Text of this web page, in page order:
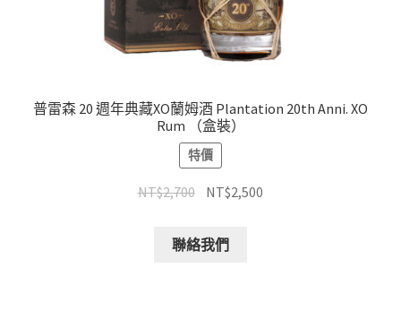
普雷森 20 週年典藏XO蘭姆酒 Plantation 20th Anni. XO
Rum （盒裝）
特價
NT$2,700 NT$2,500
聯絡我們